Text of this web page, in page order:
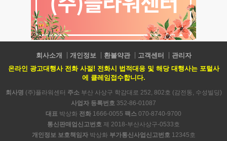
회사소개 개인정보 환불약관 고객센터
관리자
온라인 광고대행사 전화 사절! 전화시 법적대응 및 해당 대행사는 포털사
에 클레임접수합니다.
회사명 (주)플라워센터 주소 부산 사상구 학감대로 252, 802호 (감전동, 수성빌딩)
사업자 등록번호 352-86-01087
대표 박상화 전화 1666-0055 팩스 070-8740-9700
통신판매업신고번호 제 2018-부산사상구-0533호
개인정보 보호책임자박상화 부가통신사업신고번호 12345호